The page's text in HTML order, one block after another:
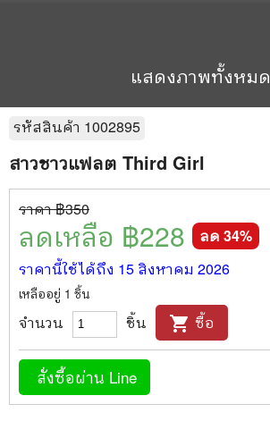
แสดงภาพทั้งหมด
รหัสสินค้า 1002895
สาวชาวแฟลต Third Girl
ราคา ฿350
ลดเหลือ ฿228 ลด 34%
ราคานี้ใช้ได้ถึง 15 สิงหาคม 2026
เหลืออยู่ 1 ชิ้น
จำนวน ชิ้น shopping_cart ซื้อ
สั่งซื้อผ่าน Line